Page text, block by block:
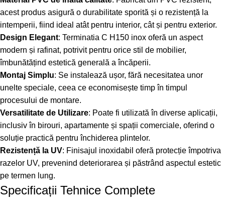
acest produs asigură o durabilitate sporită și o rezistență la
intemperii, fiind ideal atât pentru interior, cât și pentru exterior.
Design Elegant: Terminatia C H150 inox oferă un aspect
modern și rafinat, potrivit pentru orice stil de mobilier,
îmbunătățind estetică generală a încăperii.
Montaj Simplu: Se instalează ușor, fără necesitatea unor
unelte speciale, ceea ce economisește timp în timpul
procesului de montare.
Versatilitate de Utilizare: Poate fi utilizată în diverse aplicații,
inclusiv în birouri, apartamente și spații comerciale, oferind o
soluție practică pentru închiderea plintelor.
Rezistență la UV: Finisajul inoxidabil oferă protecție împotriva
razelor UV, prevenind deteriorarea și păstrând aspectul estetic
pe termen lung.
Specificații Tehnice Complete